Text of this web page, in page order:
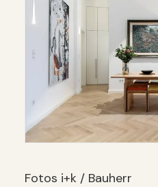
Fotos i+k / Bauherr